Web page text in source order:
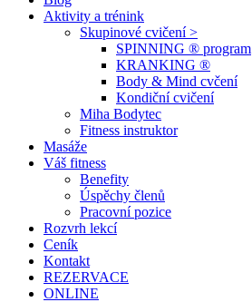
Aktivity a trénink
Skupinové cvičení >
SPINNING ® program
KRANKING ®
Body & Mind cvčení
Kondiční cvičení
Miha Bodytec
Fitness instruktor
Masáže
Váš fitness
Benefity
Úspěchy členů
Pracovní pozice
Rozvrh lekcí
Ceník
Kontakt
REZERVACE
ONLINE